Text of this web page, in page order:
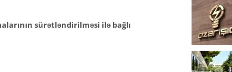
sürətləndirilməsi ilə bağlı